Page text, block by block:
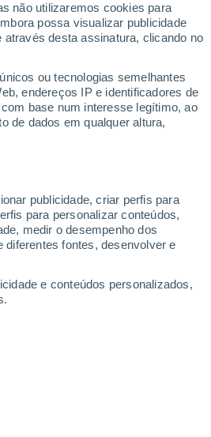
não utilizaremos cookies para
possa visualizar publicidade
desta assinatura, clicando no
ou tecnologias semelhantes
endereços IP e identificadores de
base num interesse legítimo, ao
de dados em qualquer altura,
publicidade, criar perfis para
para personalizar conteúdos,
medir o desempenho dos
fontes, desenvolver e
e conteúdos personalizados,